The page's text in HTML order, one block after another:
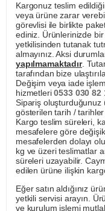
Kargonuz teslim
veya ürüne zarar
görevlisi ile birlikte
ediniz. Ürünlerinizde
yetkilisinden tutanak
almayınız. Aksi
yapılmamaktadır.
tarafından bize
Değişim veya iade
hizmetleri0533 030 82
Sipariş oluşturduğunuz
gösterilen tarih /
Kargo teslim süreleri,
mesafelere göre
mesafelerden dolayı
kg ve üzeri teslimatlar
süreleri uzayabilir.
edilen ürüne ilişkin
Eğer satın aldığınız
yetkili servisi arayın.
ve kurulum işlemi